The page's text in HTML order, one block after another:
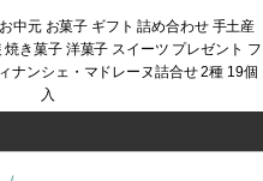
中元 お菓子 ギフト 詰め合わせ 手土産
焼き菓子 洋菓子 スイーツ プレゼント フ
ナンシェ・マドレーヌ詰合せ 2種 19個
入